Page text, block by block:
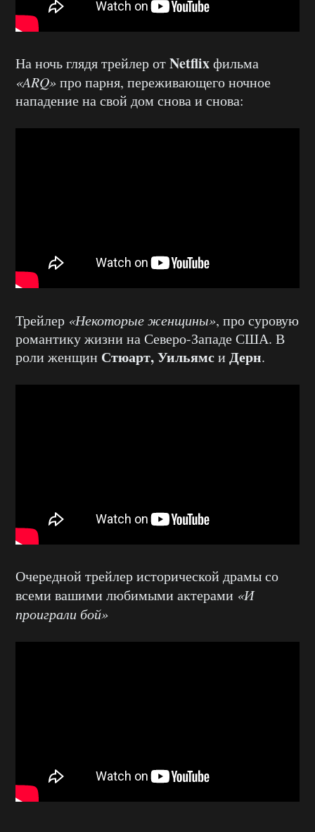
На ночь глядя трейлер отNetflixфильма
«ARQ»про парня, переживающего ночное
нападение на свой дом снова и снова:
Трейлер «Некоторые женщины», про суровую
романтику жизни на Северо-Западе США. В
роли женщин Стюарт, Уильямси Дерн.
Очередной трейлер исторической драмы со
всеми вашими любимыми актерами «И
проиграли бой»